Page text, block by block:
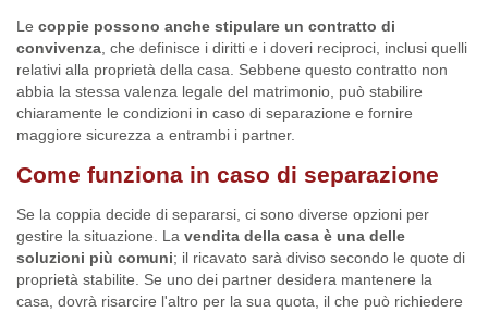
Le coppie possono anche stipulare un contratto di
convivenza , che definisce i diritti e i doveri reciproci, inclusi quelli
relativi alla proprietà della casa. Sebbene questo contratto non
abbia la stessa valenza legale del matrimonio, può stabilire
chiaramente le condizioni in caso di separazione e fornire
maggiore sicurezza a entrambi i partner.
Come funziona in caso di separazione
Se la coppia decide di separarsi, ci sono diverse opzioni per
gestire la situazione. La vendita della casa è una delle
soluzioni più comuni; il ricavato sarà diviso secondo le quote di
proprietà stabilite. Se uno dei partner desidera mantenere la
casa, dovrà risarcire l'altro per la sua quota, il che può richiedere